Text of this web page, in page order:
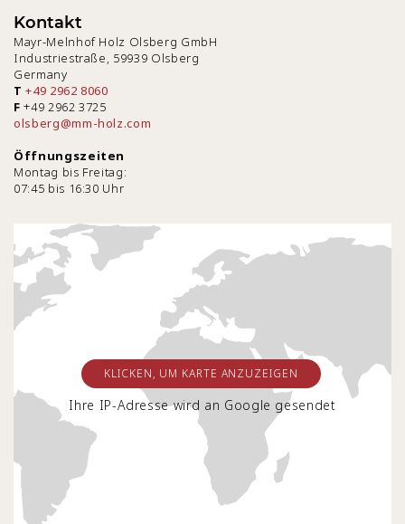
Kontakt
Mayr-Melnhof Holz Olsberg GmbH
Industriestraße, 59939 Olsberg
Germany
T +49 2962 8060
F +49 2962 3725
olsberg@mm-holz.com
Öffnungszeiten
Montag bis Freitag:
07:45 bis 16:30 Uhr
KLICKEN, UM KARTE ANZUZEIGEN
Ihre IP-Adresse wird an Google gesendet